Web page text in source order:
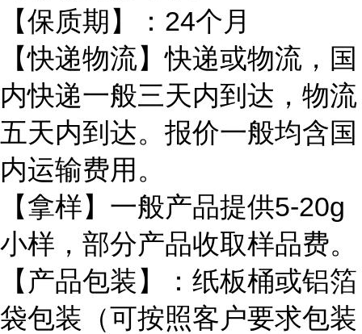
【保质期】：24个月
【快递物流】快递或物流，国
内快递一般三天内到达，物流
五天内到达。报价一般均含国
内运输费用。
【拿样】一般产品提供5-20g
小样，部分产品收取样品费。
【产品包装】：纸板桶或铝箔
袋包装（可按照客户要求包装